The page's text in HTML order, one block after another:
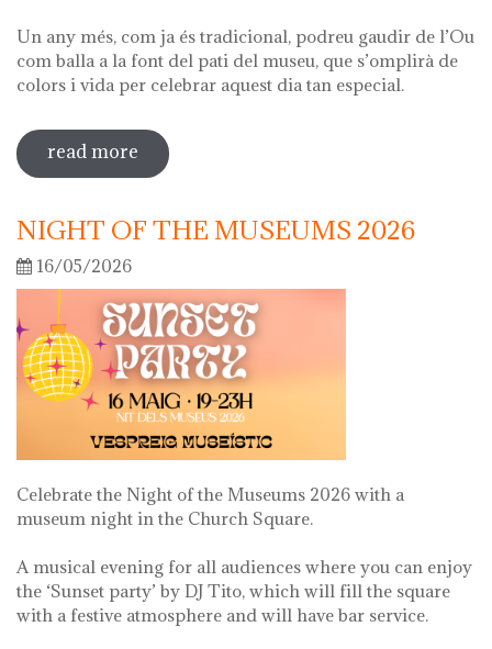
Un any més, com ja és tradicional, podreu gaudir de l’Ou
com balla a la font del pati del museu, que s’omplirà de
colors i vida per celebrar aquest dia tan especial.
read more sobre diada de la flor
NIGHT OF THE MUSEUMS 2026
16/05/2026
Celebrate the Night of the Museums 2026 with a
museum night in the Church Square.
A musical evening for all audiences where you can enjoy
the ‘Sunset party’ by DJ Tito, which will fill the square
with a festive atmosphere and will have bar service.